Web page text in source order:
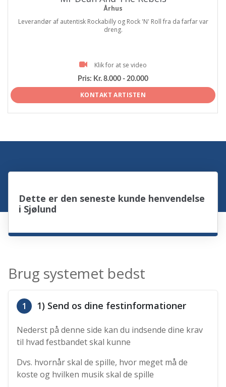
Århus
Leverandør af autentisk Rockabilly og Rock 'N' Roll fra da farfar var
dreng.
Klik for at se video
Pris: Kr. 8.000 - 20.000
KONTAKT ARTISTEN
Dette er den seneste kunde henvendelse
i Sjølund
Brug systemet bedst
1 1) Send os dine festinformationer
Nederst på denne side kan du indsende dine krav
til hvad festbandet skal kunne
Dvs. hvornår skal de spille, hvor meget må de
koste og hvilken musik skal de spille